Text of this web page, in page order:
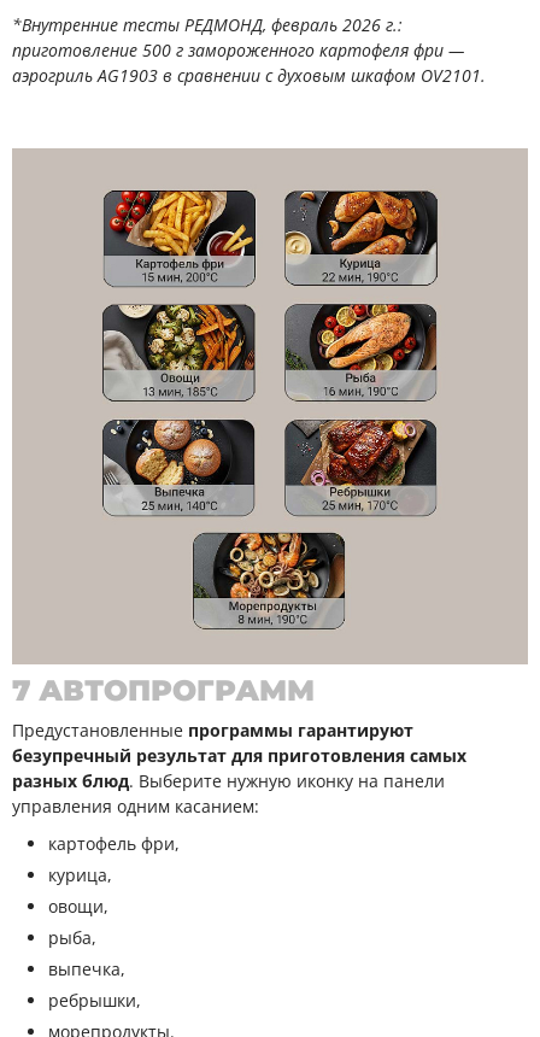
*Внутренние тесты РЕДМОНД, февраль 2026 г.:
приготовление 500 г замороженного картофеля фри —
аэрогриль AG1903 в сравнении с духовым шкафом OV2101.
7 АВТОПРОГРАММ
Предустановленные программы гарантируют
безупречный результат для приготовления самых
разных блюд. Выберите нужную иконку на панели
управления одним касанием:
картофель фри,
курица,
овощи,
рыба,
выпечка,
ребрышки,
морепродукты.